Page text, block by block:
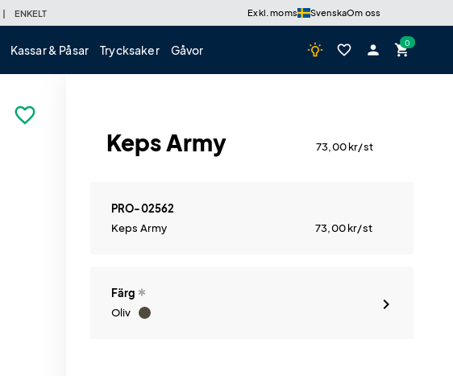
| ENKELT Exkl. moms SvenskaOm oss
Kassar & Påsar Trycksaker Gåvor wb_incandescent favorite_border person shopping_cart
favorite_border
Keps Army 73,00kr/st
PRO-02562
Keps Army
73,00kr/st
Färg
Oliv